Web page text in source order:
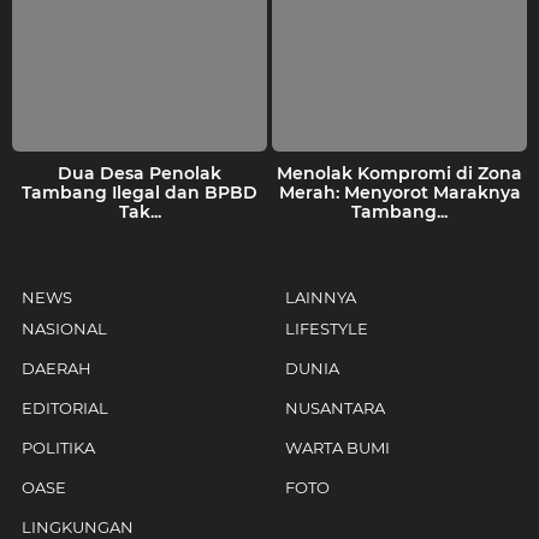
Dua Desa Penolak
Tambang Ilegal dan BPBD
Tak...
Menolak Kompromi di Zona
Merah: Menyorot Maraknya
Tambang...
NEWS
NASIONAL
DAERAH
EDITORIAL
POLITIKA
OASE
LINGKUNGAN
LAINNYA
LIFESTYLE
DUNIA
NUSANTARA
WARTA BUMI
FOTO